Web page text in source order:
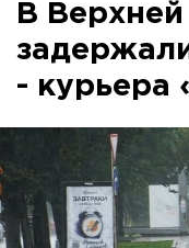
В
- курьера